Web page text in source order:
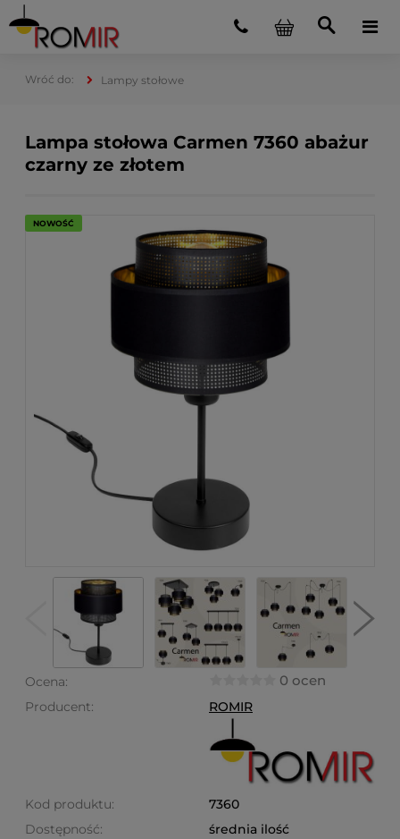
Lampy stołowe
Lampa stołowa Carmen 7360 abażur
czarny ze złotem
NOWOŚĆ
Ocena: 0 ocen
Producent: ROMIR
Kod produktu:
7360
Dostępność:
średnia ilość